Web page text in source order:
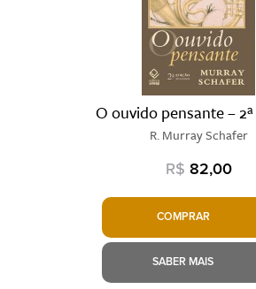
O ouvido pensante –
R. Murray Schafer
R$ 82,00
COMPRAR
SABER MAIS